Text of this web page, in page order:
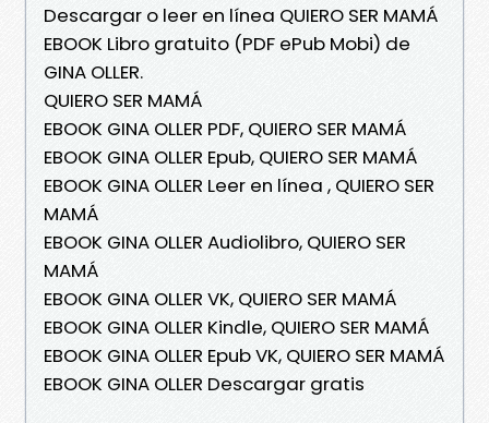
Descargar o leer en línea QUIERO SER MAMÁ
EBOOK Libro gratuito (PDF ePub Mobi) de
GINA OLLER.
QUIERO SER MAMÁ
EBOOK GINA OLLER PDF, QUIERO SER MAMÁ
EBOOK GINA OLLER Epub, QUIERO SER MAMÁ
EBOOK GINA OLLER Leer en línea , QUIERO SER
MAMÁ
EBOOK GINA OLLER Audiolibro, QUIERO SER
MAMÁ
EBOOK GINA OLLER VK, QUIERO SER MAMÁ
EBOOK GINA OLLER Kindle, QUIERO SER MAMÁ
EBOOK GINA OLLER Epub VK, QUIERO SER MAMÁ
EBOOK GINA OLLER Descargar gratis